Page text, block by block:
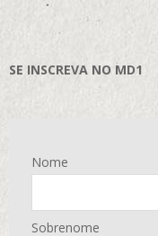
SE INSCREVA NO MD1
Nome
Sobrenome